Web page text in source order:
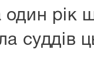
рік
суддів